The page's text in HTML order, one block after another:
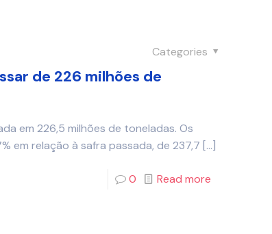
Categories
de 226 milhões de
em 226,5 milhões de toneladas. Os
em relação à safra passada, de 237,7 […]
0 Read more